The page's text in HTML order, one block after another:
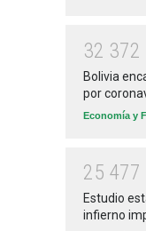
32 372
Bolivia
por
Economía y
25 477
Estudio
infierno